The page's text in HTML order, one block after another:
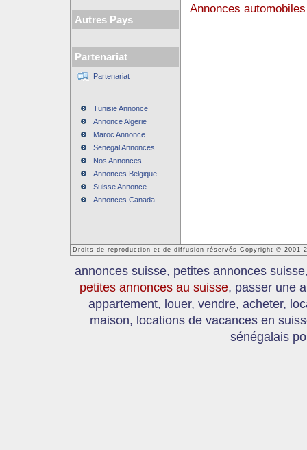
Autres Pays
Partenariat
Partenariat
Tunisie Annonce
Annonce Algerie
Maroc Annonce
Senegal Annonces
Nos Annonces
Annonces Belgique
Suisse Annonce
Annonces Canada
Annonces
Droits de reproduction et de diffusion réservés Copyright © 2001-
annonces suisse, petites annonces
petites annonces au suisse, passer une
appartement, louer, vendre, acheter,
maison, locations de vacances en
sénégalais